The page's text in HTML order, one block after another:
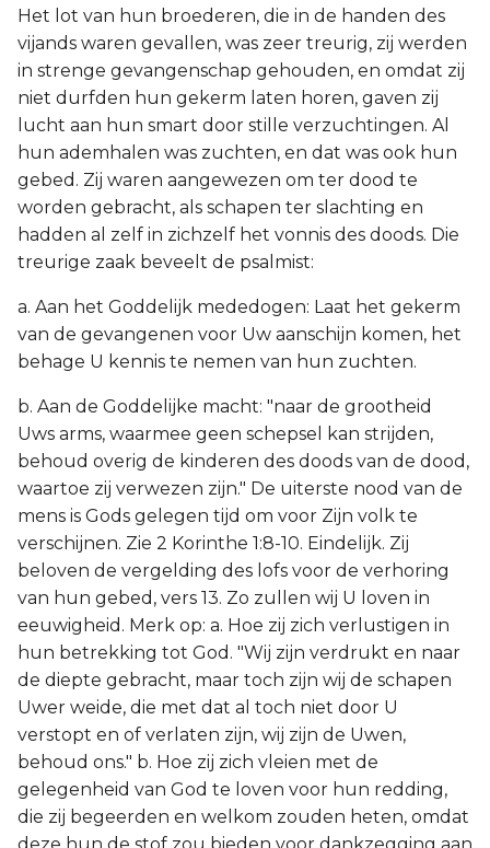
Het lot van hun broederen, die in de handen des
vijands waren gevallen, was zeer treurig, zij werden
in strenge gevangenschap gehouden, en omdat zij
niet durfden hun gekerm laten horen, gaven zij
lucht aan hun smart door stille verzuchtingen. Al
hun ademhalen was zuchten, en dat was ook hun
gebed. Zij waren aangewezen om ter dood te
worden gebracht, als schapen ter slachting en
hadden al zelf in zichzelf het vonnis des doods. Die
treurige zaak beveelt de psalmist:
a. Aan het Goddelijk mededogen: Laat het gekerm
van de gevangenen voor Uw aanschijn komen, het
behage U kennis te nemen van hun zuchten.
b. Aan de Goddelijke macht: "naar de grootheid
Uws arms, waarmee geen schepsel kan strijden,
behoud overig de kinderen des doods van de dood,
waartoe zij verwezen zijn." De uiterste nood van de
mens is Gods gelegen tijd om voor Zijn volk te
verschijnen. Zie 2 Korinthe 1:8-10. Eindelijk. Zij
beloven de vergelding des lofs voor de verhoring
van hun gebed, vers 13. Zo zullen wij U loven in
eeuwigheid. Merk op: a. Hoe zij zich verlustigen in
hun betrekking tot God. "Wij zijn verdrukt en naar
de diepte gebracht, maar toch zijn wij de schapen
Uwer weide, die met dat al toch niet door U
verstopt en of verlaten zijn, wij zijn de Uwen,
behoud ons." b. Hoe zij zich vleien met de
gelegenheid van God te loven voor hun redding,
die zij begeerden en welkom zouden heten, omdat